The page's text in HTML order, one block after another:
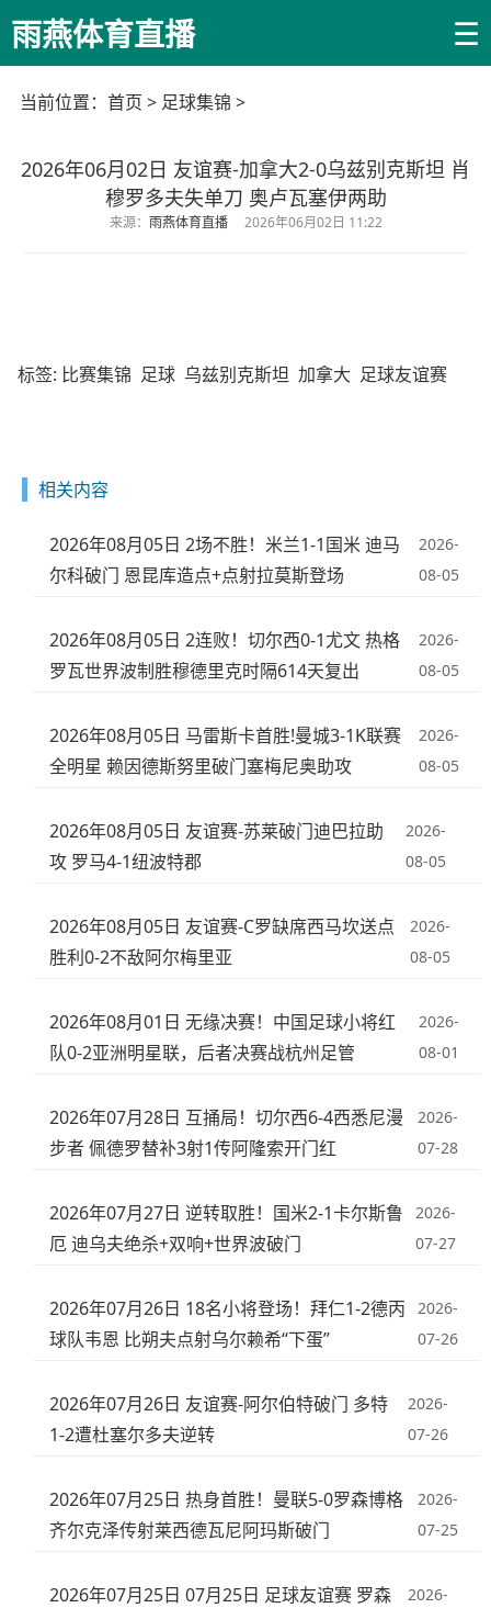
雨燕体育直播 ☰
当前位置： 首页 > 足球集锦 >
2026年06月02日 友谊赛-加拿大2-0乌兹别克斯坦 肖
穆罗多夫失单刀 奥卢瓦塞伊两助
来源： 雨燕体育直播 2026年06月02日 11:22
标签: 比赛集锦 足球 乌兹别克斯坦 加拿大 足球友谊赛
相关内容
2026年08月05日 2场不胜！米兰1-1国米 迪马
尔科破门 恩昆库造点+点射拉莫斯登场
2026-
08-05
2026年08月05日 2连败！切尔西0-1尤文 热格
罗瓦世界波制胜穆德里克时隔614天复出
2026-
08-05
2026年08月05日 马雷斯卡首胜!曼城3-1K联赛
全明星 赖因德斯努里破门塞梅尼奥助攻
2026-
08-05
2026年08月05日 友谊赛-苏莱破门迪巴拉助
攻 罗马4-1纽波特郡
2026-
08-05
2026年08月05日 友谊赛-C罗缺席西马坎送点
胜利0-2不敌阿尔梅里亚
2026-
08-05
2026年08月01日 无缘决赛！中国足球小将红
队0-2亚洲明星联，后者决赛战杭州足管
2026-
08-01
2026年07月28日 互捅局！切尔西6-4西悉尼漫
步者 佩德罗替补3射1传阿隆索开门红
2026-
07-28
2026年07月27日 逆转取胜！国米2-1卡尔斯鲁
厄 迪乌夫绝杀+双响+世界波破门
2026-
07-27
2026年07月26日 18名小将登场！拜仁1-2德丙
球队韦恩 比朔夫点射乌尔赖希“下蛋”
2026-
07-26
2026年07月26日 友谊赛-阿尔伯特破门 多特
1-2遭杜塞尔多夫逆转
2026-
07-26
2026年07月25日 热身首胜！曼联5-0罗森博格
齐尔克泽传射莱西德瓦尼阿玛斯破门
2026-
07-25
2026年07月25日 07月25日 足球友谊赛 罗森
2026-